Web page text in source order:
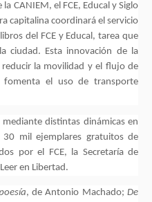
CANIEM, el FCE, Educal y Siglo
capitalina coordinará el servicio
del FCE y Educal, tarea que
ciudad. Esta innovación de la
reducir la movilidad y el flujo de
fomenta el uso de transporte
distintas dinámicas en
30 mil ejemplares gratuitos de
por el FCE, la Secretaría de
en Libertad.
, de Antonio Machado; De